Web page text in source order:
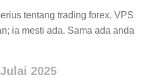
tentang trading forex, VPS
ia mesti ada. Sama ada anda
2025